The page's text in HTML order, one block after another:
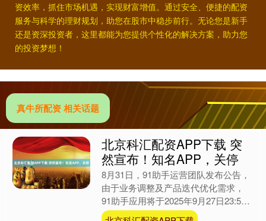
资效率，抓住市场机遇，实现财富增值。通过安全、便捷的配资
服务与科学的理财规划，助您在股市中稳步前行。无论您是新手
还是资深投资者，这里都能为您提供个性化的解决方案，助力您
的投资梦想！
真牛所配资 相关话题
北京科汇配资APP下载 突
然宣布！知名APP，关停
8月31日，91助手运营团队发布公告，
由于业务调整及产品迭代优化需求，
91助手应用将于2025年9月27日23:59
起全面停止所有服务，包括但不限于手